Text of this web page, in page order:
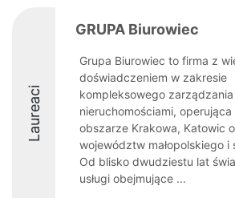
Laureaci
GRUPA Biurowiec
Grupa Biurowiec to firma z
doświadczeniem w zakresie
kompleksowego zarządzania
nieruchomościami, operująca
obszarze Krakowa, Katowic
województw małopolskiego i
Od blisko dwudziestu lat
usługi obejmujące ...